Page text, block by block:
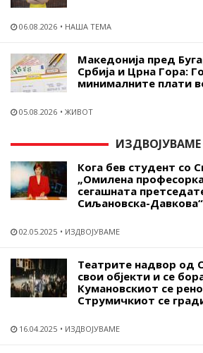
06.08.2026 НАША ТЕМА
Македонија пред
Србија и Црна Гора:
минималните плати
05.08.2026 ЖИВОТ
ИЗДВОЈУВАМЕ
Кога бев студент со
„Омилена
сегашната
Сиљановска-Давкова“
02.05.2025 ИЗДВОЈУВАМЕ
Театрите надвор од
свои објекти и се
Кумановскиот се
Струмичкиот се
16.04.2025 ИЗДВОЈУВАМЕ